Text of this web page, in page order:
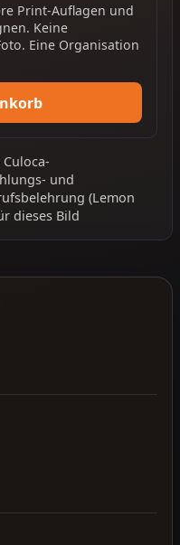
Print-Auflagen und
Keine
Eine Organisation
Culoca-
und
(Lemon
dieses Bild